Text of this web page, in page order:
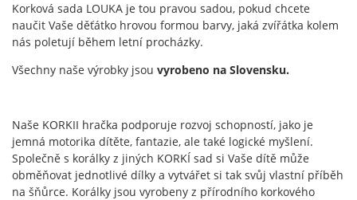
Korková sada LOUKA je tou pravou sadou, pokud chcete
naučit Vaše děťátko hrovou formou barvy, jaká zvířátka kolem
nás poletují během letní procházky.
Všechny naše výrobky jsou vyrobeno na Slovensku.
Naše KORKII hračka podporuje rozvoj schopností, jako je
jemná motorika dítěte, fantazie, ale také logické myšlení.
Společně s korálky z jiných KORKÍ sad si Vaše dítě může
obměňovat jednotlivé dílky a vytvářet si tak svůj vlastní příběh
na šňůrce. Korálky jsou vyrobeny z přírodního korkového